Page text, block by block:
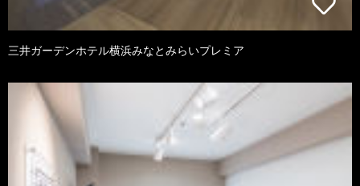
三井ガーデンホテル横浜みなとみらいプレミア